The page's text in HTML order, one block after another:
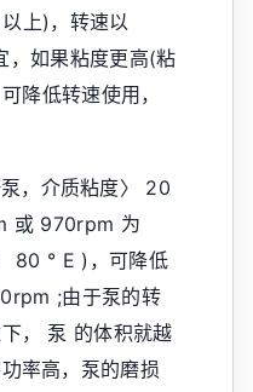
上)，转速以
如果粘度更高(粘
降低转速使用，
，介质粘度〉 20
或 970rpm 为
80 ° E )，可降低
;由于泵的转
， 泵 的体积就越
率高，泵的磨损